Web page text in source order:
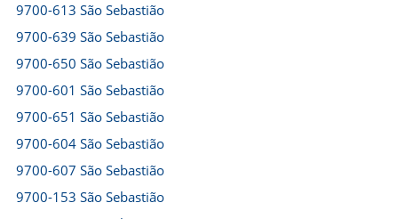
9700-613 São Sebastião
9700-639 São Sebastião
9700-650 São Sebastião
9700-601 São Sebastião
9700-651 São Sebastião
9700-604 São Sebastião
9700-607 São Sebastião
9700-153 São Sebastião